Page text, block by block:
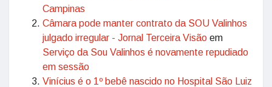
Campinas
Câmara pode manter contrato da SOU Valinhos
julgado irregular - Jornal Terceira Visão em
Serviço da Sou Valinhos é novamente repudiado
em sessão
Vinícius é o 1º bebê nascido no Hospital São Luiz